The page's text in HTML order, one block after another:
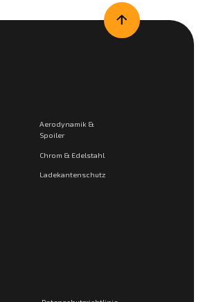
Aerodynamik &
Spoiler
Chrom & Edelstahl
Ladekantenschutz